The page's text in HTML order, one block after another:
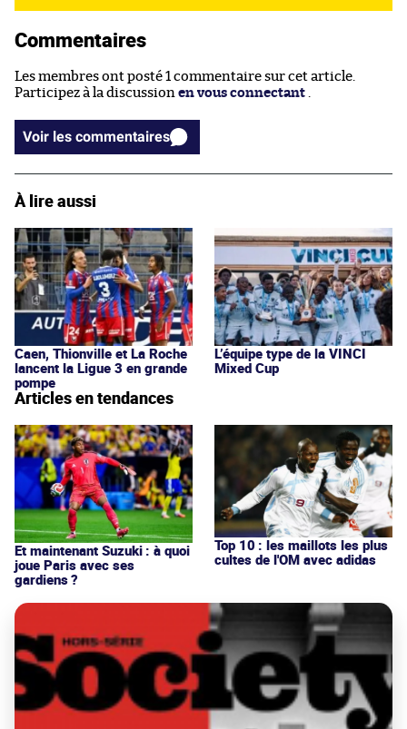
Commentaires
Les membres ont posté 1 commentaire sur cet article.
Participez à la discussion en vous connectant
Voir les commentaires
À lire aussi
Caen, Thionville et La Roche
lancent la Ligue 3 en grande
pompe
L’équipe type de la VINCI
Mixed Cup
Articles en tendances
Et maintenant Suzuki : à quoi
joue Paris avec ses
gardiens ?
Top 10 : les maillots les plus
cultes de l'OM avec adidas